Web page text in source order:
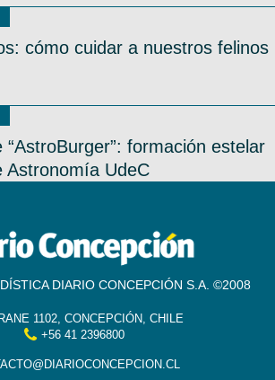
cómo cuidar a nuestros felinos
“AstroBurger”: formación estelar
Astronomía UdeC
DIARIO CONCEPCIÓN S.A. ©2008
1102, CONCEPCIÓN, CHILE
+56 41 2396800